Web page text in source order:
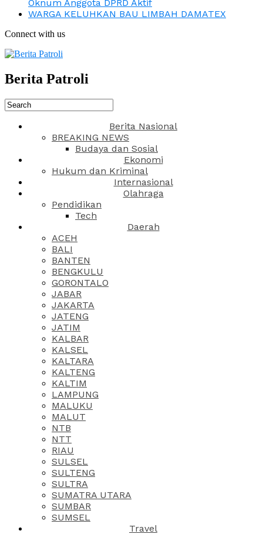
Oknum Anggota DPRD Aktif
WARGA KELUHKAN BAU LIMBAH DAMATEX
Connect with us
Berita Patroli
Berita Nasional
BREAKING NEWS
Budaya dan Sosial
Ekonomi
Hukum dan Kriminal
Internasional
Olahraga
Pendidikan
Tech
Daerah
ACEH
BALI
BANTEN
BENGKULU
GORONTALO
JABAR
JAKARTA
JATENG
JATIM
KALBAR
KALSEL
KALTARA
KALTENG
KALTIM
LAMPUNG
MALUKU
MALUT
NTB
NTT
RIAU
SULSEL
SULTENG
SULTRA
SUMATRA UTARA
SUMBAR
SUMSEL
Travel